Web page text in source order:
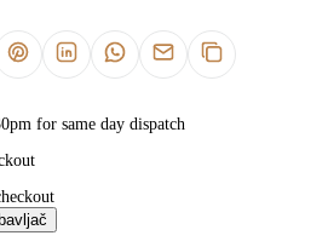
for same day dispatch